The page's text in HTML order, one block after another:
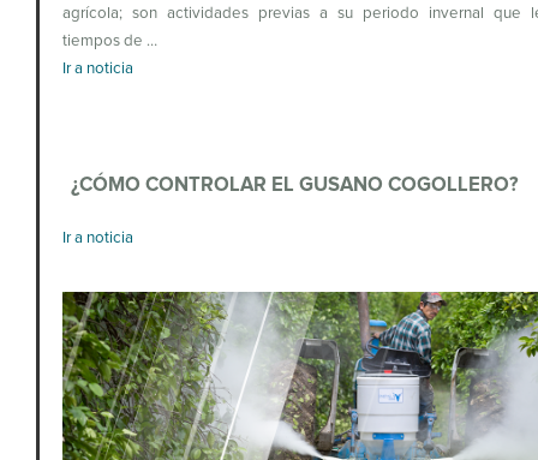
agrícola; son actividades previas a su periodo invernal que
tiempos de …
Ir a noticia
¿CÓMO CONTROLAR EL GUSANO COGOLLERO?
Ir a noticia